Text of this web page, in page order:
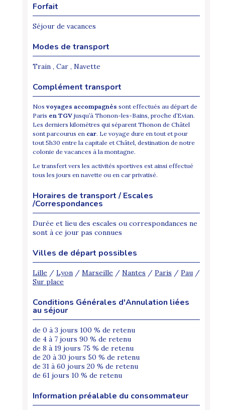
Forfait
Séjour de vacances
Modes de transport
Train , Car , Navette
Complément transport
Nos voyages accompagnés sont effectués au départ de
Paris en TGV jusqu’à Thonon-les-Bains, proche d’Evian.
Les derniers kilomètres qui séparent Thonon de Châtel
sont parcourus en car. Le voyage dure en tout et pour
tout 5h30 entre la capitale et Châtel, destination de notre
colonie de vacances à la montagne.
Le transfert vers les activités sportives est ainsi effectué
tous les jours en navette ou en car privatisé.
Horaires de transport / Escales
/Correspondances
Durée et lieu des escales ou correspondances ne
sont à ce jour pas connues
Villes de départ possibles
Lille / Lyon / Marseille / Nantes / Paris / Pau /
Sur place
Conditions Générales d'Annulation liées
au séjour
de 0 à 3 jours 100 % de retenu
de 4 à 7 jours 90 % de retenu
de 8 à 19 jours 75 % de retenu
de 20 à 30 jours 50 % de retenu
de 31 à 60 jours 20 % de retenu
de 61 jours 10 % de retenu
Information préalable du consommateur